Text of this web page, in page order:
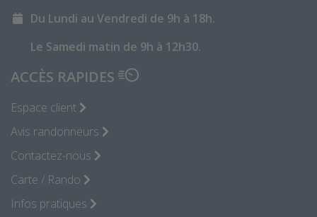
Du Lundi au Vendredi de 9h à 18h.
Le Samedi matin de 9h à 12h30.
ACCÈS RAPIDES
Espace client
Avis randonneurs
Contactez-nous
Carte / Rando
Infos pratiques